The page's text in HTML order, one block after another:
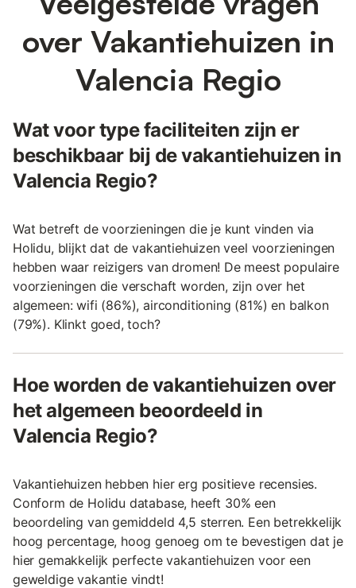
over Vakantiehuizen in
Valencia Regio
Wat voor type faciliteiten zijn er
beschikbaar bij de vakantiehuizen in
Valencia Regio?
Wat betreft de voorzieningen die je kunt vinden via
Holidu, blijkt dat de vakantiehuizen veel voorzieningen
hebben waar reizigers van dromen! De meest populaire
voorzieningen die verschaft worden, zijn over het
algemeen: wifi (86%), airconditioning (81%) en balkon
(79%). Klinkt goed, toch?
Hoe worden de vakantiehuizen over
het algemeen beoordeeld in
Valencia Regio?
Vakantiehuizen hebben hier erg positieve recensies.
Conform de Holidu database, heeft 30% een
beoordeling van gemiddeld 4,5 sterren. Een betrekkelijk
hoog percentage, hoog genoeg om te bevestigen dat je
hier gemakkelijk perfecte vakantiehuizen voor een
geweldige vakantie vindt!